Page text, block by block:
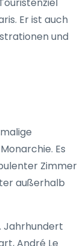
Er ist auch
und
Es
Zimmer
außerhalb
Jahrhundert